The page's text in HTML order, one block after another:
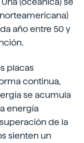
año entre 50 y
placas
continua,
se acumula
energía
de la
sienten un